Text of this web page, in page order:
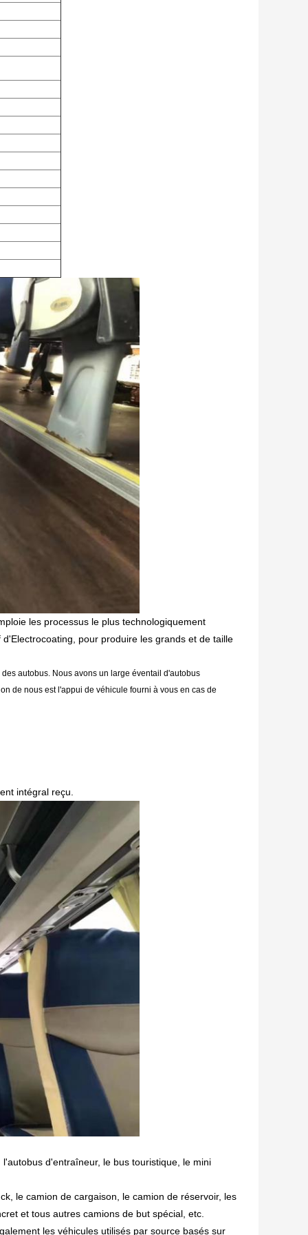
les processus le plus technologiquement
pour produire les grands et de taille
autobus. Nous avons un large éventail d'autobus
de nous est l'appui de véhicule fourni à vous en cas de
intégral reçu.
d'entraîneur, le bus touristique, le mini
le camion de cargaison, le camion de réservoir, les
et tous autres camions de but spécial, etc.
les véhicules utilisés par source basés sur